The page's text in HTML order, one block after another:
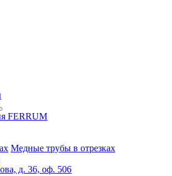
FERRUM
Медные трубы в отрезках
д. 36, оф. 506